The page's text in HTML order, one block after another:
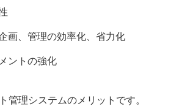
画、管理の効率化、省力化
ントの強化
管理システムのメリットです。